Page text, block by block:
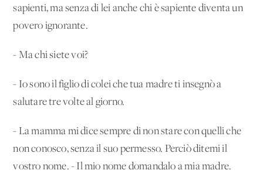
sapienti, ma senza di lei anche chi è sapiente diventa un
povero ignorante.
- Ma chi siete voi?
- Io sono il figlio di colei che tua madre ti insegnò a
salutare tre volte al giorno.
- La mamma mi dice sempre di non stare con quelli che
non conosco, senza il suo permesso. Perciò ditemi il
vostro nome. - Il mio nome domandalo a mia madre.